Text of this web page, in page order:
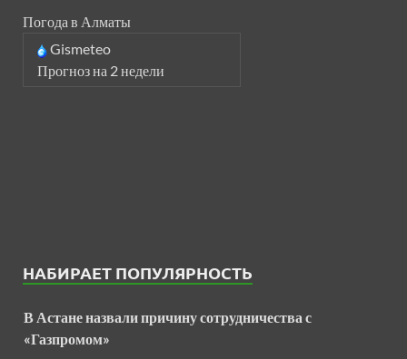
Погода в Алматы
Gismeteo
Прогноз на 2 недели
НАБИРАЕТ ПОПУЛЯРНОСТЬ
В Астане назвали причину сотрудничества с
«Газпромом»